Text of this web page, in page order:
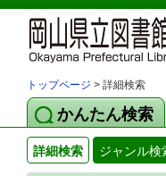
トップページ > 詳細検索
かんたん検索
詳細検索 ジャンル検